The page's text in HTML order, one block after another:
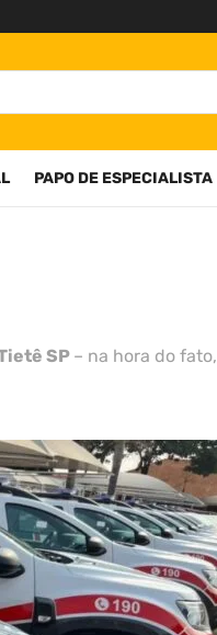
PAPO DE ESPECIALISTA
SP – na hora do fato,